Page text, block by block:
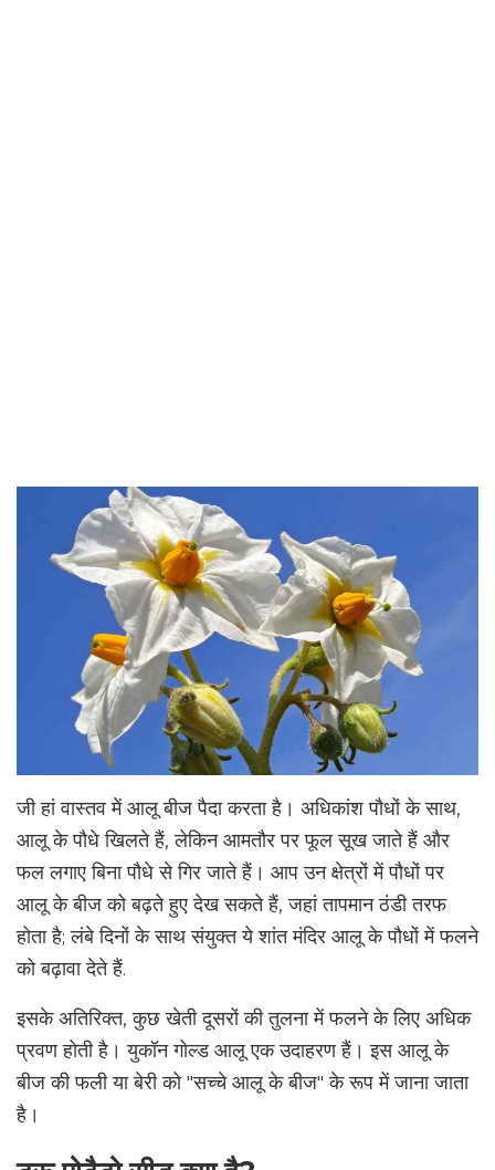
जी हां वास्तव में आलू बीज पैदा करता है। अधिकांश पौधों के साथ,
आलू के पौधे खिलते हैं, लेकिन आमतौर पर फूल सूख जाते हैं और
फल लगाए बिना पौधे से गिर जाते हैं। आप उन क्षेत्रों में पौधों पर
आलू के बीज को बढ़ते हुए देख सकते हैं, जहां तापमान ठंडी तरफ
होता है; लंबे दिनों के साथ संयुक्त ये शांत मंदिर आलू के पौधों में फलने
को बढ़ावा देते हैं.
इसके अतिरिक्त, कुछ खेती दूसरों की तुलना में फलने के लिए अधिक
प्रवण होती है। युकॉन गोल्ड आलू एक उदाहरण हैं। इस आलू के
बीज की फली या बेरी को "सच्चे आलू के बीज" के रूप में जाना जाता
है।